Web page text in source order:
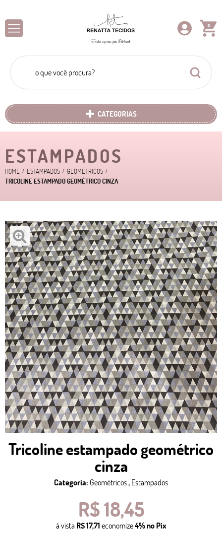
0
CATEGORIAS
ESTAMPADOS
HOME ESTAMPADOS
GEOMÉTRICOS
TRICOLINE ESTAMPADO GEOMÉTRICO CINZA
Tricoline estampado geométrico
cinza
Categoria: Geométricos, Estampados
R$ 18,45
à vista R$ 17,71 economize4%no Pix